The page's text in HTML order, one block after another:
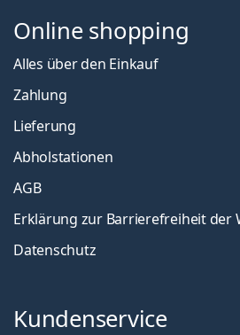
Online shopping
Alles über den Einkauf
Zahlung
Lieferung
Abholstationen
AGB
Erklärung zur Barrierefreiheit der
Datenschutz
Kundenservice